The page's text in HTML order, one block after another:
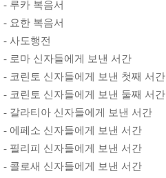
- 루카 복음서
- 요한 복음서
- 사도행전
- 로마 신자들에게 보낸 서간
- 코린토 신자들에게 보낸 첫째 서간
- 코린토 신자들에게 보낸 둘째 서간
- 갈라티아 신자들에게 보낸 서간
- 에페소 신자들에게 보낸 서간
- 필리피 신자들에게 보낸 서간
- 콜로새 신자들에게 보낸 서간